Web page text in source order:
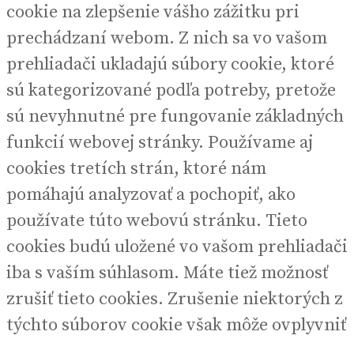
cookie na zlepšenie vášho zážitku pri
prechádzaní webom. Z nich sa vo vašom
prehliadači ukladajú súbory cookie, ktoré
sú kategorizované podľa potreby, pretože
sú nevyhnutné pre fungovanie základných
funkcií webovej stránky. Používame aj
cookies tretích strán, ktoré nám
pomáhajú analyzovať a pochopiť, ako
používate túto webovú stránku. Tieto
cookies budú uložené vo vašom prehliadači
iba s vaším súhlasom. Máte tiež možnosť
zrušiť tieto cookies. Zrušenie niektorých z
týchto súborov cookie však môže ovplyvniť